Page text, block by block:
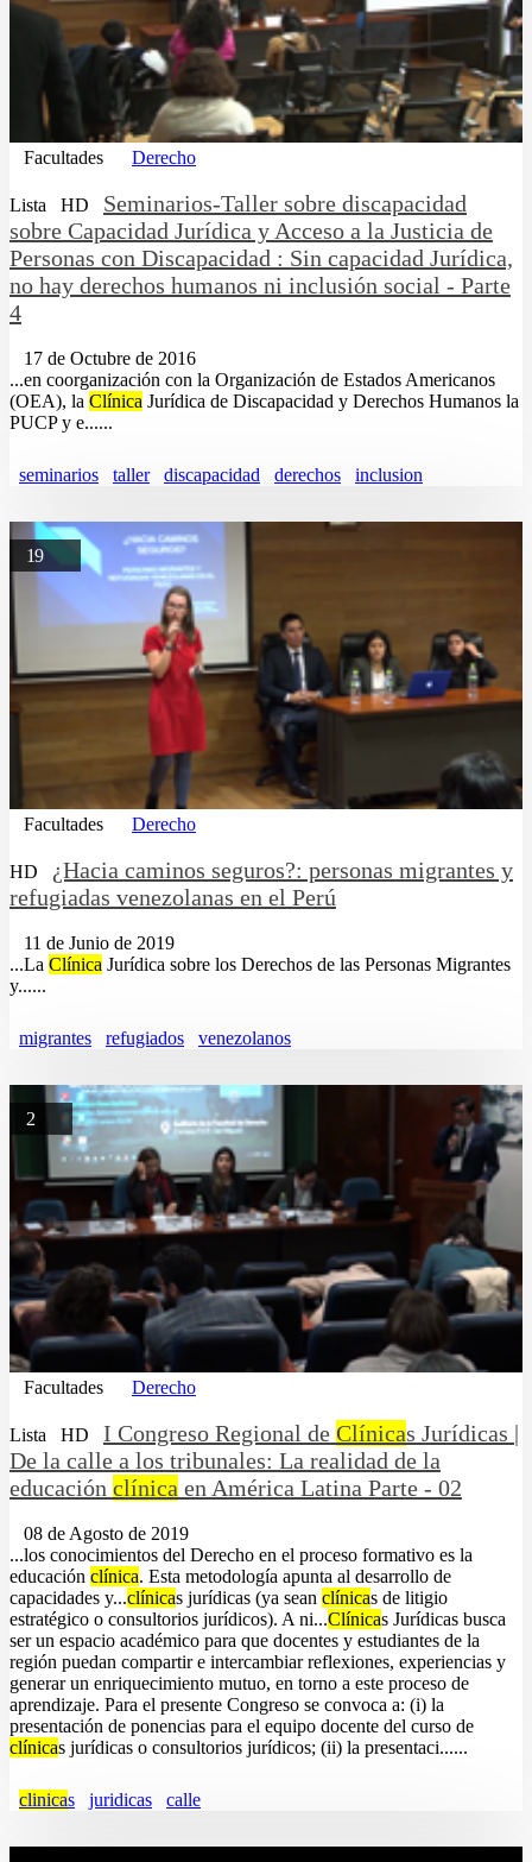
Facultades Derecho
Lista HD
Seminarios-Taller sobre discapacidad
sobre Capacidad Jurídica y Acceso a la Justicia de
Personas con Discapacidad : Sin capacidad Jurídica,
no hay derechos humanos ni inclusión social - Parte
4
17 de Octubre de 2016
...en coorganización con la Organización de Estados Americanos
(OEA), la Clínica Jurídica de Discapacidad y Derechos Humanos la
PUCP y e......
seminarios taller discapacidad derechos inclusion
19
Facultades Derecho
HD
¿Hacia caminos seguros?: personas migrantes y
refugiadas venezolanas en el Perú
11 de Junio de 2019
...La Clínica Jurídica sobre los Derechos de las Personas Migrantes
y......
migrantes refugiados venezolanos
2
Facultades Derecho
Lista HD I Congreso Regional de Clínicas Jurídicas |
De la calle a los tribunales: La realidad de la
educación clínica en América Latina Parte - 02
08 de Agosto de 2019
...los conocimientos del Derecho en el proceso formativo es la
educación clínica. Esta metodología apunta al desarrollo de
capacidades y...clínicas jurídicas (ya sean clínicas de litigio
estratégico o consultorios jurídicos). A ni...Clínicas Jurídicas busca
ser un espacio académico para que docentes y estudiantes de la
región puedan compartir e intercambiar reflexiones, experiencias y
generar un enriquecimiento mutuo, en torno a este proceso de
aprendizaje. Para el presente Congreso se convoca a: (i) la
presentación de ponencias para el equipo docente del curso de
clínicas jurídicas o consultorios jurídicos; (ii) la presentaci......
clinicas juridicas calle